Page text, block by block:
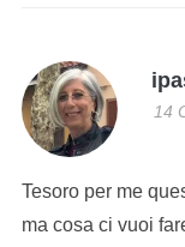
14
Tesoro per me
ma cosa ci vuoi